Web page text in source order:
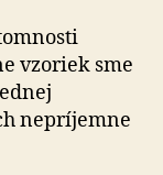
vzoriek sme
nepríjemne